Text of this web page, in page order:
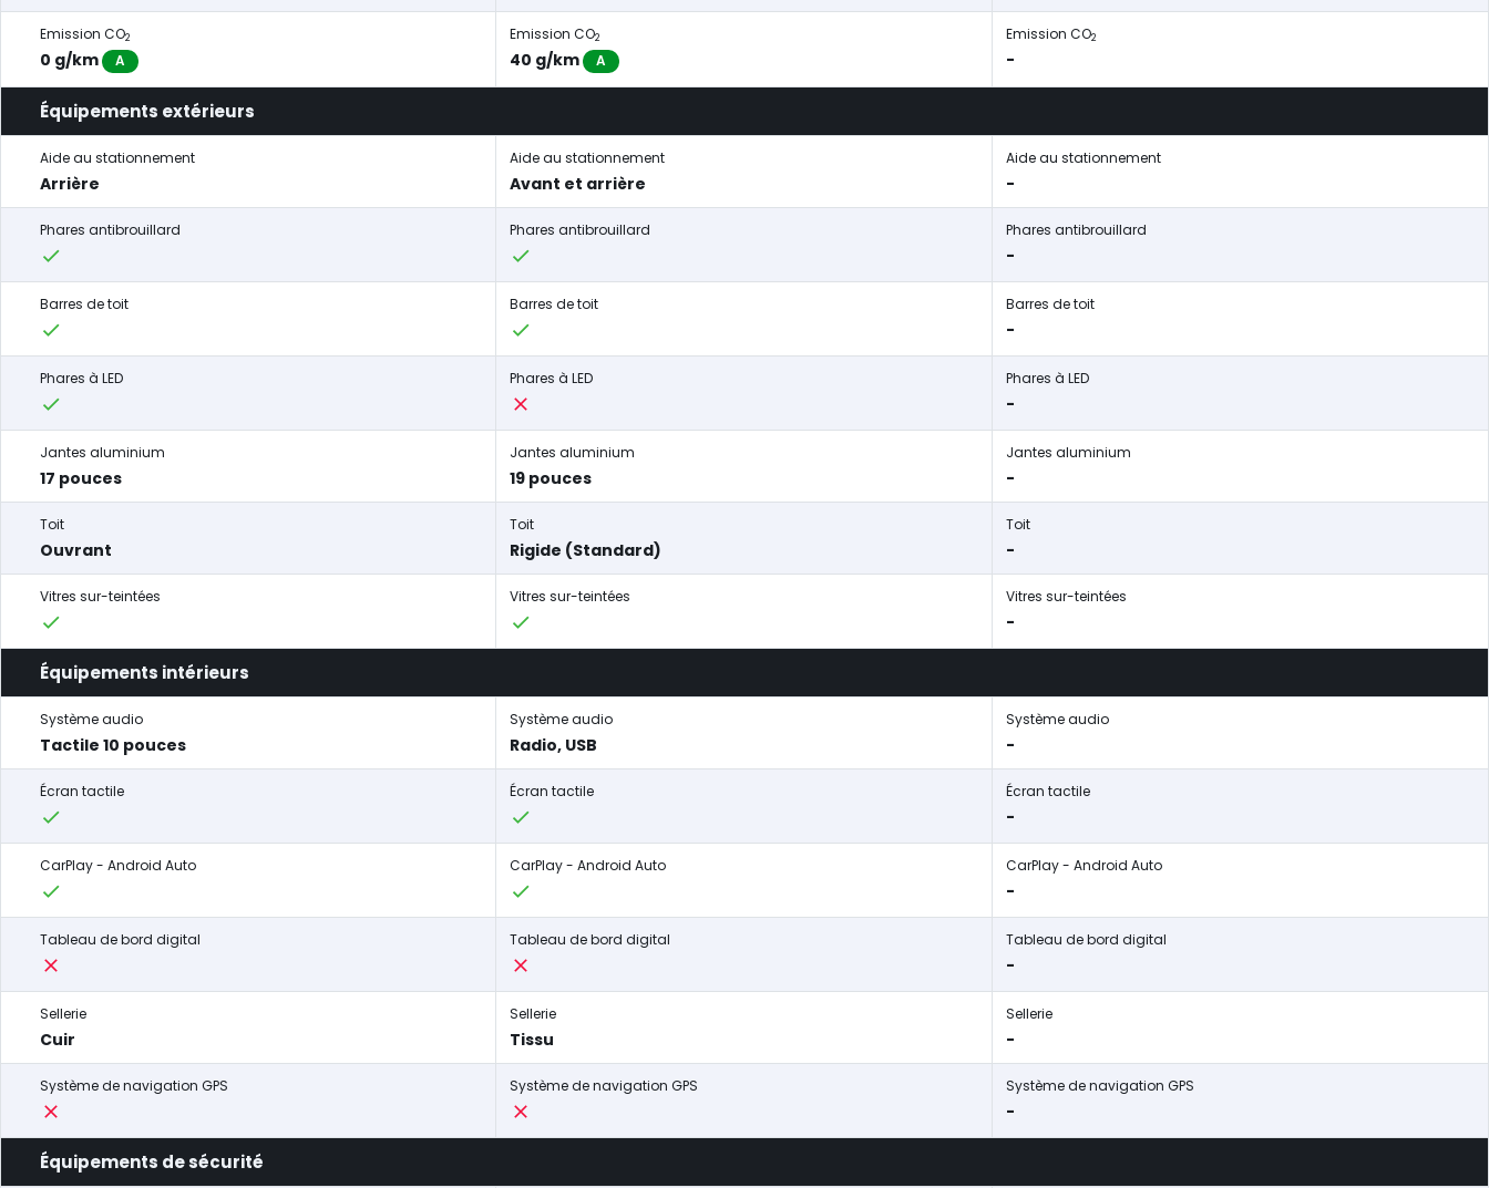
Emission CO2
0 g/km A
Emission CO2
40 g/km A
Emission CO2
-
Équipements extérieurs
Aide au stationnement
Arrière
Aide au stationnement
Avant et arrière
Aide au stationnement
-
Phares antibrouillard Phares antibrouillard Phares antibrouillard
-
Barres de toit Barres de toit Barres de toit
-
Phares à LED Phares à LED Phares à LED
-
Jantes aluminium
17 pouces
Jantes aluminium
19 pouces
Jantes aluminium
-
Toit
Ouvrant
Toit
Rigide (Standard)
Toit
-
Vitres sur-teintées Vitres sur-teintées Vitres sur-teintées
-
Équipements intérieurs
Système audio
Tactile 10 pouces
Système audio
Radio, USB
Système audio
-
Écran tactile Écran tactile Écran tactile
-
CarPlay - Android Auto CarPlay - Android Auto CarPlay - Android Auto
-
Tableau de bord digital Tableau de bord digital Tableau de bord digital
-
Sellerie
Cuir
Sellerie
Tissu
Sellerie
-
Système de navigation GPS Système de navigation GPS Système de navigation GPS
-
Équipements de sécurité